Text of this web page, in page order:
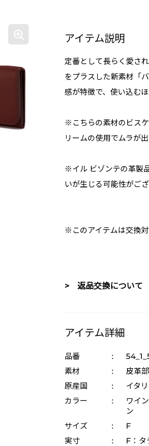
アイテム説明
定番として長らく愛さ
をプラスした新素材「
感が特徴で、使い込む
※こちらの素材のビス
リームの使用でムラが
※イル ビゾンテの革製
いが生じる可能性がご
※このアイテムは交換
> 返品交換について
アイテム詳細
品番 :
素材
:
皮革
原産国
:
イタ
カラー
:
ワイ
ン
サイズ
:
F
実寸
: F：タ